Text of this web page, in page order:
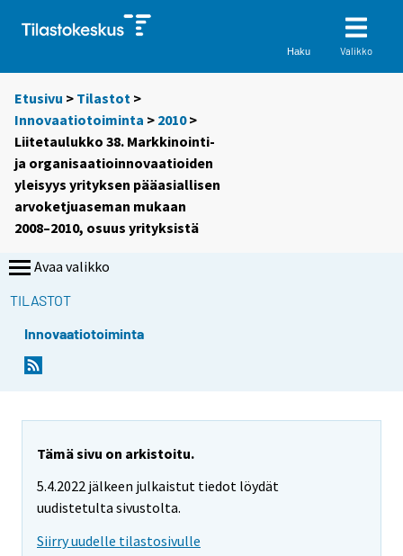
Haku Valikko
Etusivu > Tilastot >
Innovaatiotoiminta > 2010>
Liitetaulukko 38. Markkinointi-
ja organisaatioinnovaatioiden
yleisyys yrityksen pääasiallisen
arvoketjuaseman mukaan
2008–2010, osuus yrityksistä
Avaa valikko
TILASTOT
Innovaatiotoiminta
Tämä sivu on arkistoitu.
5.4.2022 jälkeen julkaistut tiedot löydät
uudistetulta sivustolta.
Siirry uudelle tilastosivulle